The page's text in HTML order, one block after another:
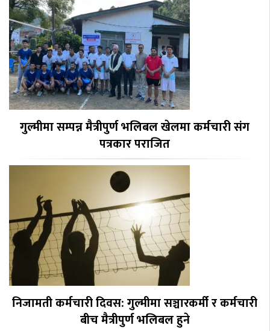
गुल्मीमा सम्पन्न मैत्रीपुर्ण भलिबल खेलमा कर्मचारी संग
पत्रकार पराजित
निजामती कर्मचारी दिवस: गुल्मीमा सञ्चारकर्मी र कर्मचारी
बीच मैत्रीपुर्ण भलिबल हुने